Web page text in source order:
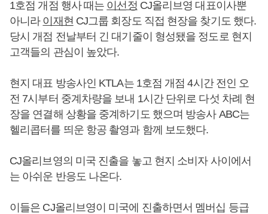
1호점 개점 행사 때는 이선정 CJ올리브영 대표이사뿐
아니라 이재현 CJ그룹 회장도 직접 현장을 찾기도 했다.
당시 개점 전날부터 긴 대기줄이 형성됐을 정도로 현지
고객들의 관심이 높았다.
현지 대표 방송사인 KTLA는 1호점 개점 4시간 전인 오
전 7시부터 중계차량을 보내 1시간 단위로 다섯 차례 현
장을 연결해 상황을 중계하기도 했으며 방송사 ABC는
헬리콥터를 띄운 항공 촬영과 함께 보도했다.
CJ올리브영의 미국 진출을 놓고 현지 소비자 사이에서
는 아쉬운 반응도 나온다.
이들은 CJ올리브영이 미국에 진출하면서 멤버십 등급